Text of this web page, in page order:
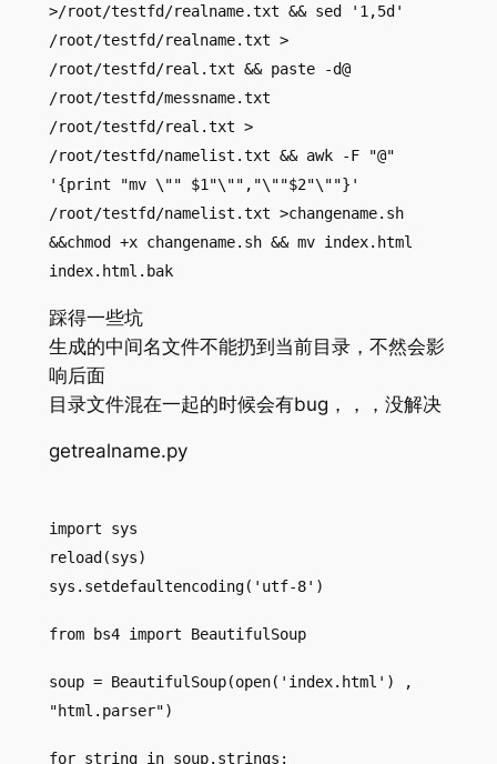
>/root/testfd/realname.txt && sed '1,5d'
/root/testfd/realname.txt >
/root/testfd/real.txt && paste -d@
/root/testfd/messname.txt
/root/testfd/real.txt >
/root/testfd/namelist.txt && awk -F "@"
'{print "mv \"" $1"\"","\""$2"\""}'
/root/testfd/namelist.txt >changename.sh
&&chmod +x changename.sh && mv index.html
index.html.bak
踩得一些坑
生成的中间名文件不能扔到当前目录，不然会影
响后面
目录文件混在一起的时候会有bug，，，没解决
getrealname.py
import sys
reload(sys)
sys.setdefaultencoding('utf-8')
from bs4 import BeautifulSoup
soup = BeautifulSoup(open('index.html') ,
"html.parser")
for string in soup.strings: